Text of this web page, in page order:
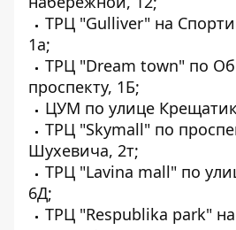
ТРЦ "Gulliver" на
1a;
ТРЦ "Dream town" по
проспекту, 1Б;
ЦУМ по улице
ТРЦ "Skymall" по
Шухевича, 2т;
ТРЦ "Lavina mall" по
6Д;
ТРЦ "Respublika park"